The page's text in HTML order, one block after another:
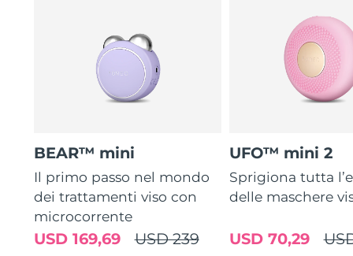
BEAR™ mini
Il primo passo nel mondo
dei trattamenti viso con
microcorrente
USD 239
USD 169,69
UFO™ mini 2
Sprigiona tutta
delle maschere
USD 70,29